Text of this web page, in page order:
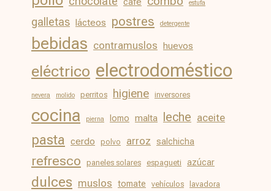
estufa
galletas lácteos postres detergente
bebidas contramuslos huevos
eléctrico electrodoméstico
nevera molido perritos higiene inversores
cocina pierna lomo malta leche aceite
pasta cerdo polvo arroz salchicha
refresco paneles solares espagueti azúcar
dulces muslos tomate vehículos lavadora